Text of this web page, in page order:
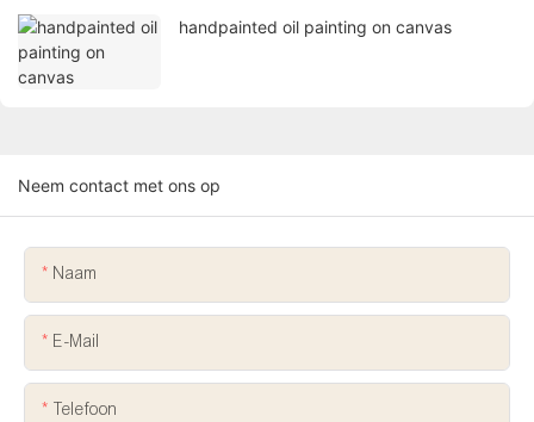
handpainted oil painting on canvas
Neem contact met ons op
Naam
E-Mail
Telefoon